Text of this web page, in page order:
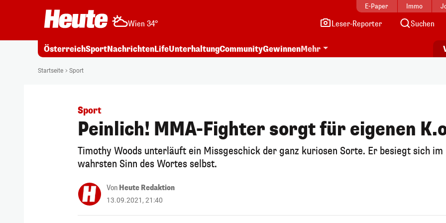
E-Paper Immo
Wien 34° Leser-Reporter Suchen
ÖsterreichSportNachrichtenLifeUnterhaltungCommunityGewinnenMehr
Startseite Sport
Sport
Peinlich! MMA-Fighter sorgt für eigenen
Timothy Woods unterläuft ein Missgeschick der ganz kuriosen Sorte. Er besiegt sich im
wahrsten Sinn des Wortes selbst.
Von Heute Redaktion
13.09.2021, 21:40